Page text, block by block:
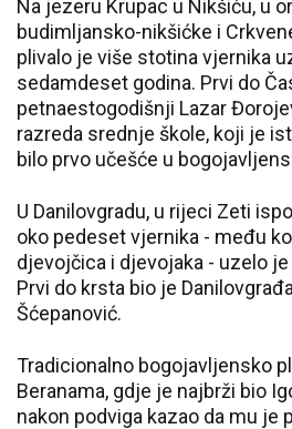
Na jezeru Krupac u Nikšiću, u
budimljansko-nikšićke i
plivalo je više stotina vjernika
sedamdeset godina. Prvi do
petnaestogodišnji Lazar
razreda srednje škole, koji je
bilo prvo učešće u
U Danilovgradu, u rijeci Zeti
oko pedeset vjernika - među
djevojčica i djevojaka - uzelo
Prvi do krsta bio je
Šćepanović.
Tradicionalno bogojavljensko
Beranama, gdje je najbrži bio
nakon podviga kazao da mu je